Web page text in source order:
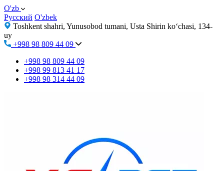
O'zb
Русский O'zbek
Toshkent shahri, Yunusobod tumani, Usta Shirin ko‘chasi, 134-
uy
+998 98 809 44 09
+998 98 809 44 09
+998 99 813 41 17
+998 98 314 44 09